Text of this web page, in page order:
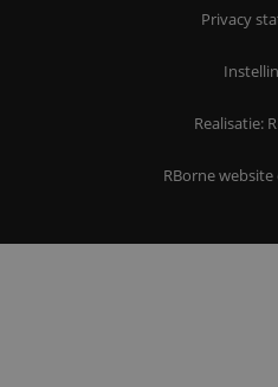
Privacy
Realisatie:
RBorne